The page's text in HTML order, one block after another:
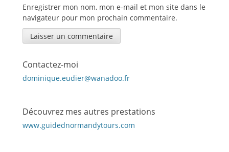
Enregistrer mon nom, mon e-mail et mon site dans le
navigateur pour mon prochain commentaire.
Contactez-moi
dominique.eudier@wanadoo.fr
Découvrez mes autres prestations
www.guidednormandytours.com